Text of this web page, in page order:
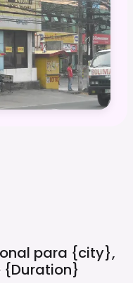
para {city},
{duration}